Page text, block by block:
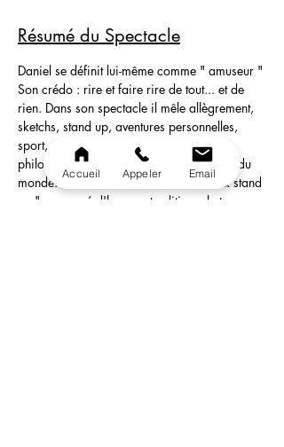
Résumé du Spectacle
Daniel se définit lui-même comme " amuseur "
Son crédo : rire et faire rire de tout... et de
rien. Dans son spectacle il mêle allègrement,
sketchs, stand up, aventures personnelles,
sport, musique, réflexions légèrement
philosophiques, poésie, religions... et fin du
monde.  Un One Man show " sketchs & stand
up " composé d'humour traditionnel et
Accueil Appeler Email